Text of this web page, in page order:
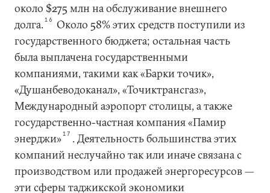
около $275 млн на обслуживание внешнего
долга.16
Около 58% этих средств поступили из
государственного бюджета; остальная часть
была выплачена государственными
компаниями, такими как «Барки точик»,
«Душанбеводоканал», «Точиктрансгаз»,
Международный аэропорт столицы, а также
государственно-частная компания «Памир
энерджи»17 . Деятельность большинства этих
компаний неслучайно так или иначе связана с
производством или продажей энергоресурсов —
эти сферы таджикской экономики